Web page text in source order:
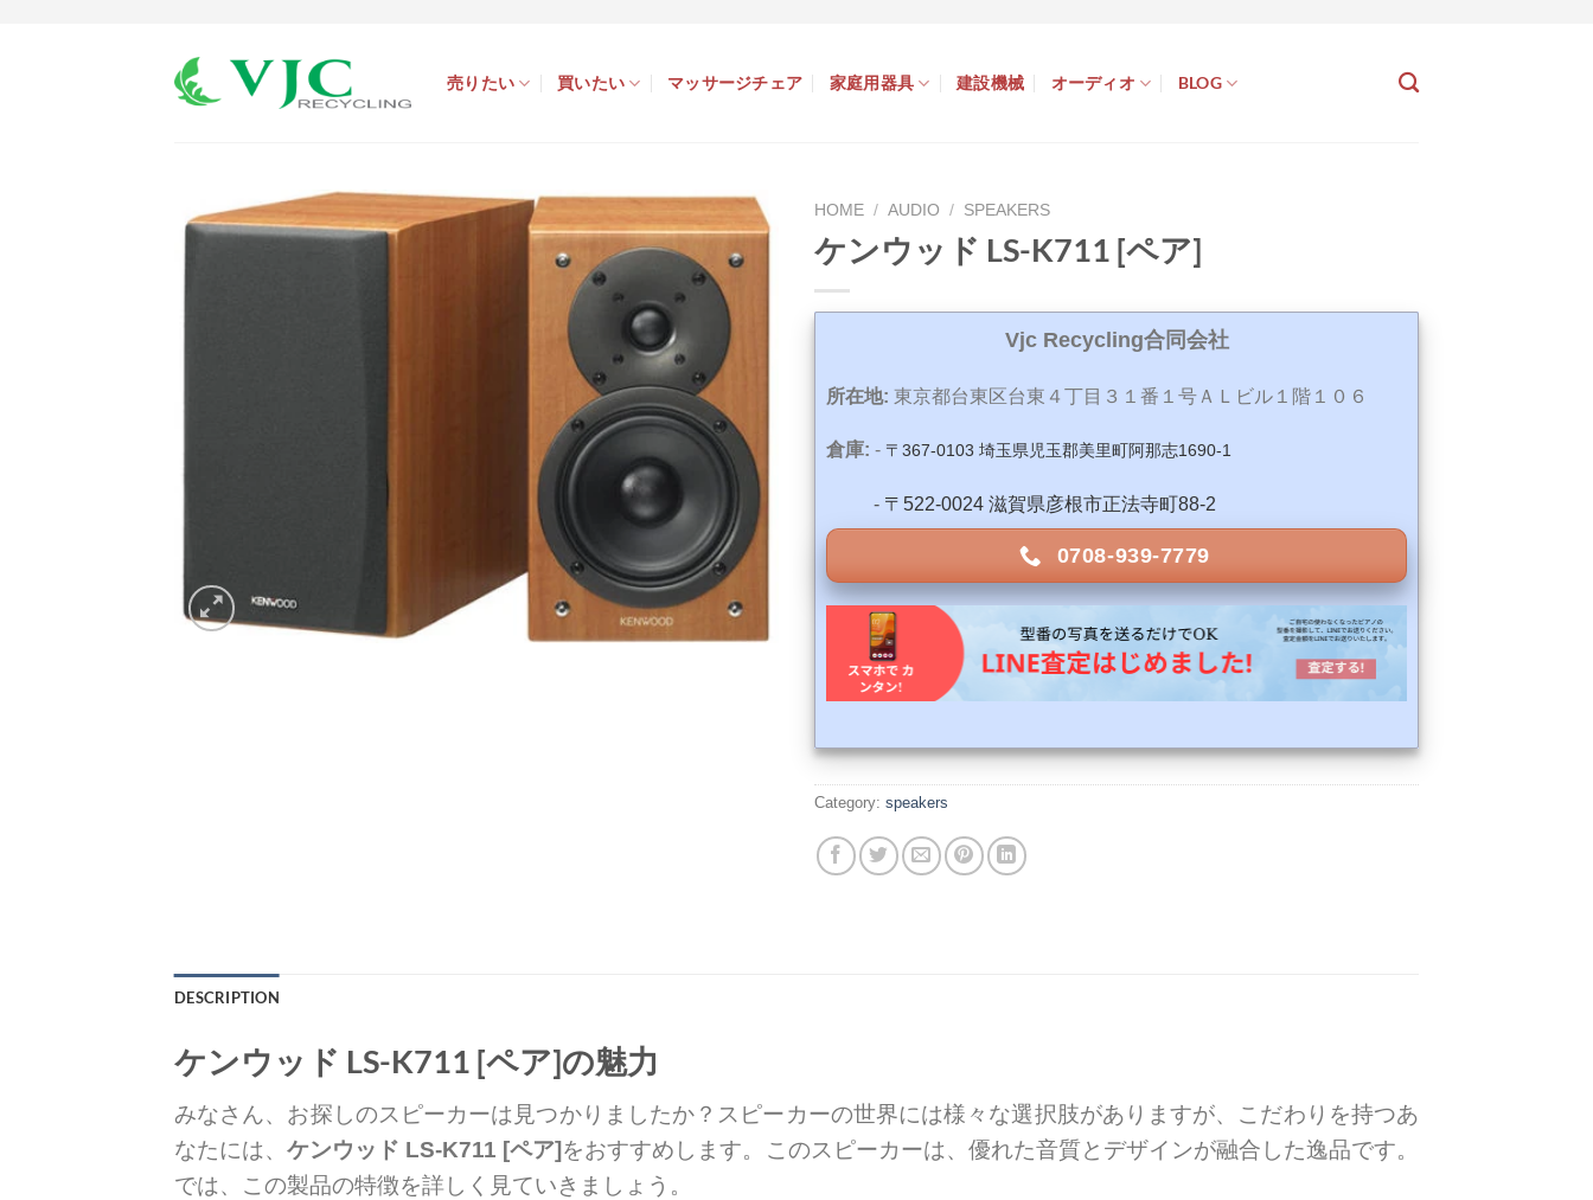
売りたい 買いたい マッサージチェア 家庭用器具 建設機械 オーディオ BLOG
HOME / AUDIO / SPEAKERS
ケンウッド LS-K711 [ペア]
Vjc Recycling合同会社
所在地: 東京都台東区台東４丁目３１番１号ＡＬビル１階１０６
倉庫: - 〒367-0103 埼玉県児玉郡美里町阿那志1690-1
- 〒522-0024 滋賀県彦根市正法寺町88-2
0708-939-7779
Category: speakers
DESCRIPTION
ケンウッド LS-K711 [ペア]の魅力
みなさん、お探しのスピーカーは見つかりましたか？スピーカーの世界には様々な選択肢がありますが、こだわりを持つあ
なたには、ケンウッド LS-K711 [ペア] をおすすめします。このスピーカーは、優れた音質とデザインが融合した逸品です。
では、この製品の特徴を詳しく見ていきましょう。